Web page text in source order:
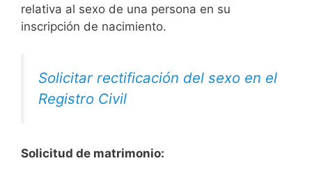
relativa al sexo de una persona en su
inscripción de nacimiento.
Solicitar rectificación del sexo en el
Registro Civil
Solicitud de matrimonio: